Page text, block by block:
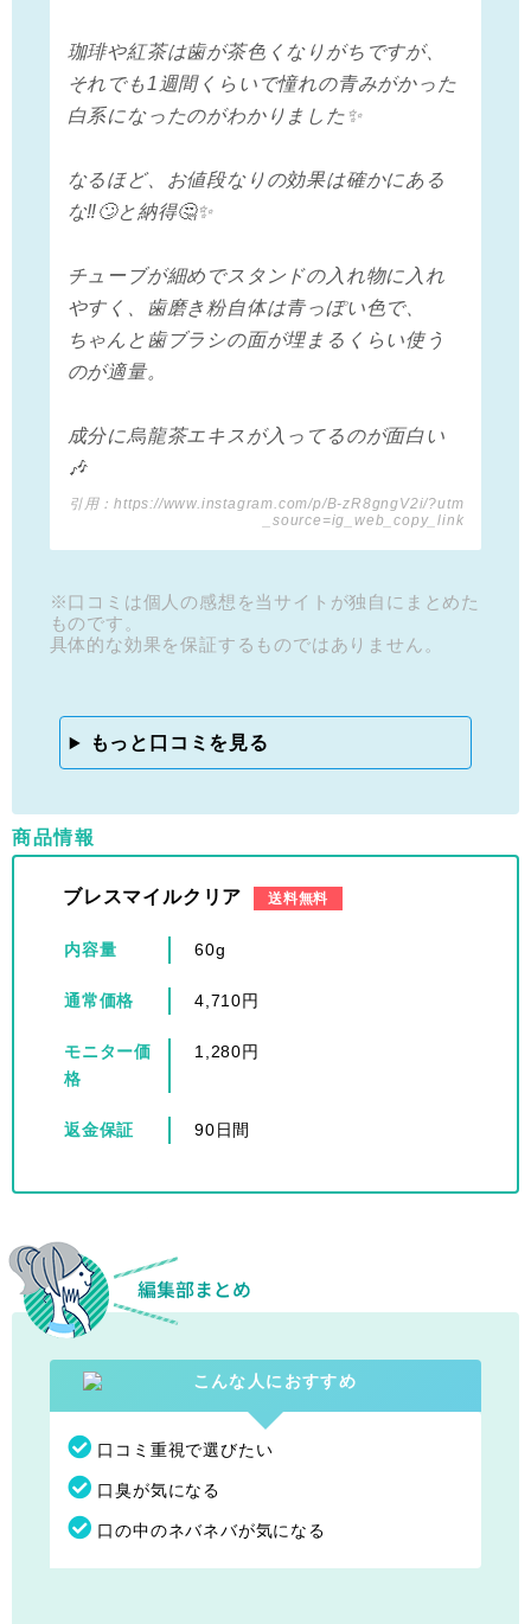
珈琲や紅茶は歯が茶色くなりがちですが、
それでも1週間くらいで憧れの青みがかった
白系になったのがわかりました✨
なるほど、お値段なりの効果は確かにある
な‼️🙄と納得🤔✨
チューブが細めでスタンドの入れ物に入れ
やすく、歯磨き粉自体は青っぽい色で、
ちゃんと歯ブラシの面が埋まるくらい使う
のが適量。
成分に烏龍茶エキスが入ってるのが面白い
🎶
引用：https://www.instagram.com/p/B-zR8gngV2i/?utm
_source=ig_web_copy_link
※口コミは個人の感想を当サイトが独自にまとめた
ものです。
具体的な効果を保証するものではありません。
もっと口コミを見る
商品情報
ブレスマイルクリア 送料無料
内容量 60g
通常価格 4,710円
モニター価
格
1,280円
返金保証 90日間
口コミ重視で選びたい
口臭が気になる
口の中のネバネバが気になる